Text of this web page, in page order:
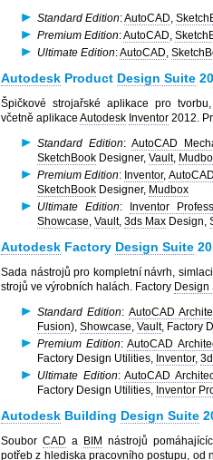
Standard Edition:AutoCAD,
Premium Edition:AutoCAD,
Ultimate Edition:AutoCAD,
Autodesk Product Design Suite
Špičkové strojařské aplikace pro
včetně aplikace Autodesk Inventor 2012.
Standard Edition:AutoCAD
SketchBook Designer, Vault,
Premium Edition: Inventor,
SketchBook Designer, Mudbox
Ultimate Edition: Inventor
Showcase, Vault, 3ds Max Design,
Autodesk Factory Design Suite
Sada nástrojů pro kompletní návrh,
strojů ve výrobních halách. Factory Design
Standard Edition: AutoCAD
Fusion), Showcase, Vault, Factory
Premium Edition:AutoCAD
Factory Design Utilities, Inventor,
Ultimate Edition:AutoCAD
Factory Design Utilities, Inventor
Autodesk Building Design Suite
Soubor CAD a BIM nástrojů
potřeb z hlediska pracovního postupu, od